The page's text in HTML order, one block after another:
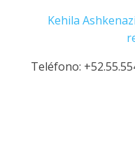
Kehila
Teléfono: